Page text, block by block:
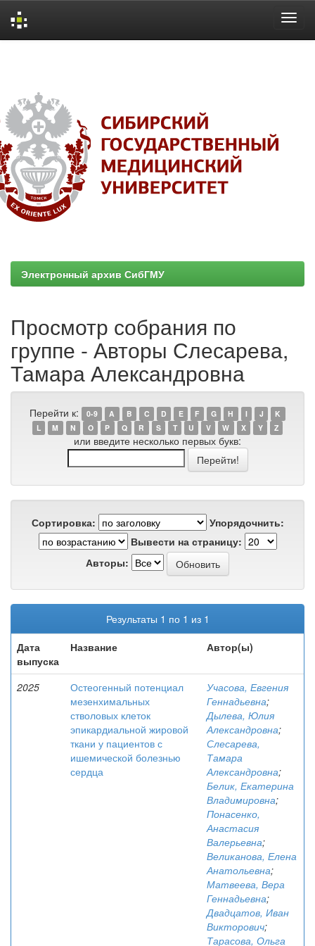
Электронный архив СибГМУ
Просмотр собрания по
группе - Авторы Слесарева,
Тамара Александровна
Перейти к: 0-9 A B C D E F G H I J
K
L
M N O P Q R S T U V W X Y Z
или введите несколько первых букв:
Сортировка:
Упорядочнить:
Вывести на страницу:
Авторы:
Результаты 1 по 1 из 1
Дата
выпуска
Название Автор(ы)
2025
Остеогенный потенциал
мезенхимальных
стволовых клеток
эпикардиальной жировой
ткани у пациентов с
ишемической болезнью
сердца
Учасова, Евгения
Геннадьевна;
Дылева, Юлия
Александровна;
Слесарева,
Тамара
Александровна;
Белик, Екатерина
Владимировна;
Понасенко,
Анастасия
Валерьевна;
Великанова, Елена
Анатольевна;
Матвеева, Вера
Геннадьевна;
Двадцатов, Иван
Викторович;
Тарасова, Ольга